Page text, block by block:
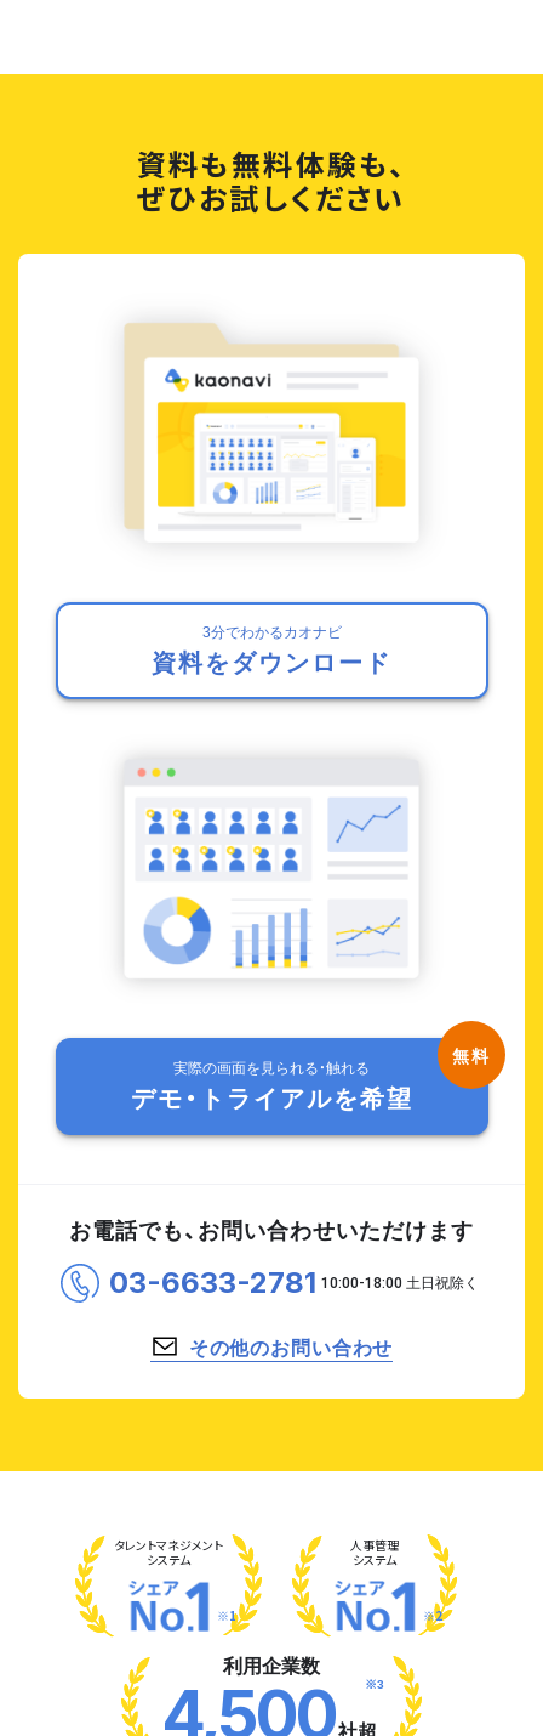
資料も無料体験も、
ぜひお試しください
3分でわかるカオナビ
資料をダウンロード
実際の画面を見られる・触れる
デモ・トライアルを希望
お電話でも、お問い合わせいただけます
03-6633-2781
その他のお問い合わせ
タレントマネジメント
システム
※1
人事管理
システム
※2
利用企業数
4,500社超
※3